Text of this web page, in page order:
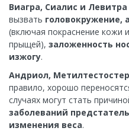
Виагра, Сиалис и Левитра
вызвать головокружение,
(включая покраснение кожи
прыщей), заложенность
изжогу.
Андриол,
правило, хорошо
случаях могут стать
заболеваний
изменения веса.